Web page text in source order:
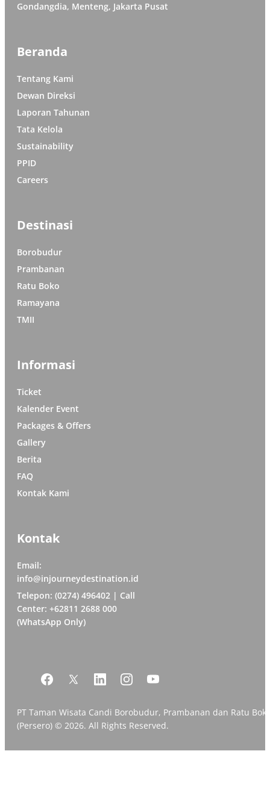
Gondangdia, Menteng, Jakarta Pusat
Beranda
Tentang Kami
Dewan Direksi
Laporan Tahunan
Tata Kelola
Sustainability
PPID
Careers
Destinasi
Borobudur
Prambanan
Ratu Boko
Ramayana
TMII
Informasi
Ticket
Kalender Event
Packages & Offers
Gallery
Berita
FAQ
Kontak Kami
Kontak
Email:
info@injourneydestination.id
Telepon: (0274) 496402 | Call
Center: +62811 2688 000
(WhatsApp Only)
PT Taman Wisata Candi Borobudur, Prambanan dan Ratu
(Persero) © 2026. All Rights Reserved.